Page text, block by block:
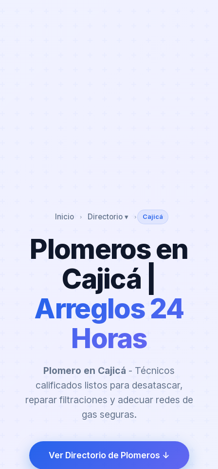
Inicio › Directorio ▾ › Cajicá
Plomeros en
Cajicá |
Arreglos 24
Horas
Plomero en Cajicá - Técnicos
calificados listos para desatascar,
reparar filtraciones y adecuar redes de
gas seguras.
Ver Directorio de Plomeros ↓